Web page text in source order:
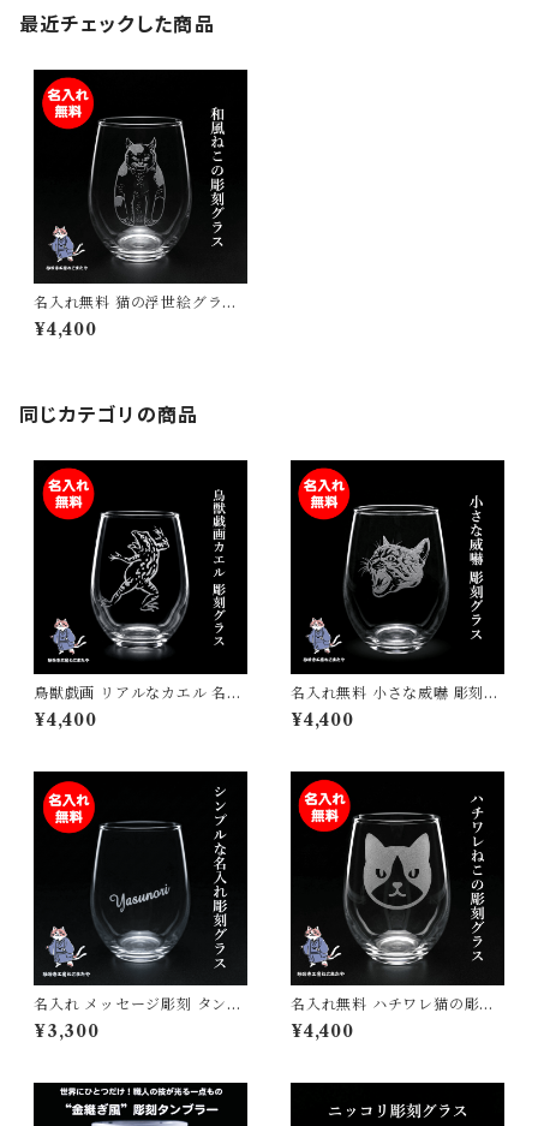
最近チェックした商品
名入れ無料 猫の浮世絵グラス
強化ガラス タンブラー 325ml
日本製 彫刻 プレゼント ギフト
¥4,400
同じカテゴリの商品
鳥獣戯画 リアルなカエル 名入
れグラス 手仕事で仕上げる彫
刻 砂吹き工房ねこまたや 記念
¥4,400
名入れ無料 小さな威嚇 彫刻グ
ラス 猫 猫好きへのプレゼント
砂吹き工房ねこまたや 記念日
¥4,400
名入れ メッセージ彫刻 タンブ
ラー グラス サンドブラスト仕
上げ 325ml ギフトラッピング
¥3,300
名入れ無料 ハチワレ猫の彫刻
タンブラー 日本製 ギフト グラ
ス 325ml プレゼント 国産 記
¥4,400